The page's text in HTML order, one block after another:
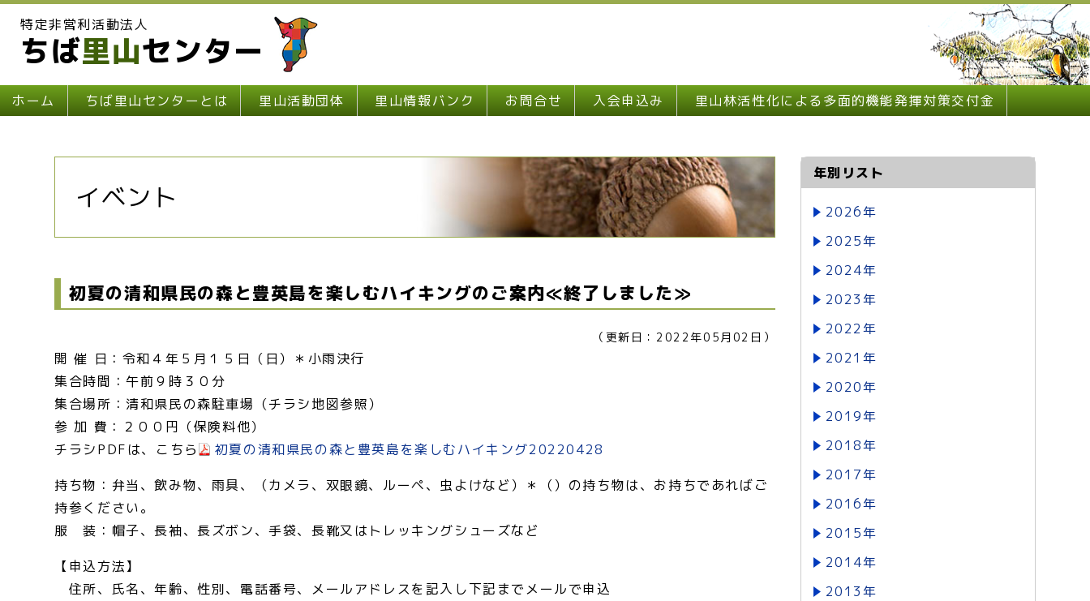
特定非営利活動法人
ちば里山センター
ホーム ちば里山センターとは 里山活動団体 里山情報バンク お問合せ 入会申込み 里山林活性化による多面的機能発揮対策交付金
イベント
初夏の清和県民の森と豊英島を楽しむハイキングのご案内≪終了しました≫
（更新日：2022年05月02日）
開 催 日：令和４年５月１５日（日）＊小雨決行
集合時間：午前９時３０分
集合場所：清和県民の森駐車場（チラシ地図参照）
参 加 費：２００円（保険料他）
チラシPDFは、こちら
初夏の清和県民の森と豊英島を楽しむハイキング20220428
持ち物：弁当、飲み物、雨具、（カメラ、双眼鏡、ルーペ、虫よけなど）＊（）の持ち物は、お持ちであればご
持参ください。
服 装：帽子、長袖、長ズボン、手袋、長靴又はトレッキングシューズなど
【申込方法】
住所、氏名、年齢、性別、電話番号、メールアドレスを記入し下記までメールで申込
年別リスト
2026年
2025年
2024年
2023年
2022年
2021年
2020年
2019年
2018年
2017年
2016年
2015年
2014年
2013年